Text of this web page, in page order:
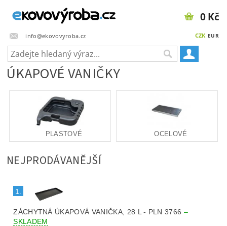
info@ekovovyroba.cz CZK EUR
0 Kč
ÚKAPOVÉ VANIČKY
PLASTOVÉ OCELOVÉ
NEJPRODÁVANĚJŠÍ
1.
ZÁCHYTNÁ ÚKAPOVÁ VANIČKA, 28 L - PLN 3766 –
SKLADEM